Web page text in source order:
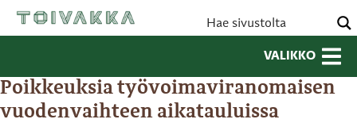
VALIKKO
Poikkeuksia työvoimaviranomaisen
vuodenvaihteen aikatauluissa